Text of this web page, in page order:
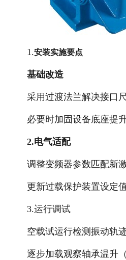
1.安装实施要点
基础改造
采用过渡法兰解决接口
必要时加固设备底座提
2.电气适配
调整变频器参数匹配新
更新过载保护装置设定
3.运行调试
空载试运行检测振动轨
逐步加载观察轴承温升（